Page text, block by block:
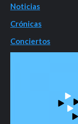
Noticias
Crónicas
Conciertos